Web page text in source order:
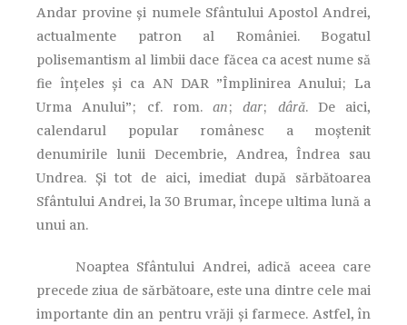
Andar provine și numele Sfântului Apostol Andrei,
actualmente patron al României. Bogatul
polisemantism al limbii dace făcea ca acest nume să
fie înțeles și ca AN DAR ”Împlinirea Anului; La
Urma Anului”; cf. rom. an;dar; dâră. De aici,
calendarul popular românesc a moștenit
denumirile lunii Decembrie, Andrea, Îndrea sau
Undrea. Și tot de aici, imediat după sărbătoarea
Sfântului Andrei, la 30 Brumar, începe ultima lună a
unui an.
Noaptea Sfântului Andrei, adică aceea care
precede ziua de sărbătoare, este una dintre cele mai
importante din an pentru vrăji și farmece. Astfel, în